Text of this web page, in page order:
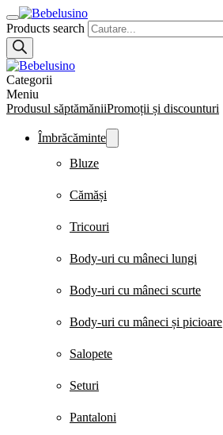
Products search
Categorii
Meniu
Produsul săptămăniiPromoții și discounturi
Îmbrăcăminte
Bluze
Cămăși
Tricouri
Body-uri cu mâneci lungi
Body-uri cu mâneci scurte
Body-uri cu mâneci și picioare
Salopete
Seturi
Pantaloni